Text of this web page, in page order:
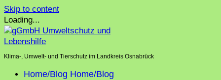
Skip to content
Loading...
Klima-, Umwelt- und Tierschutz im Landkreis Osnabrück
Home/Blog Home/Blog